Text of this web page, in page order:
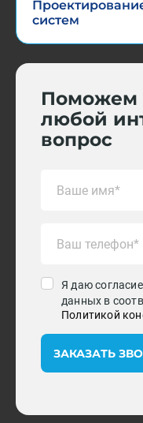
систем
Поможем
любой
вопрос
Я даю
данных в
Политикой
ЗАКАЗАТЬ